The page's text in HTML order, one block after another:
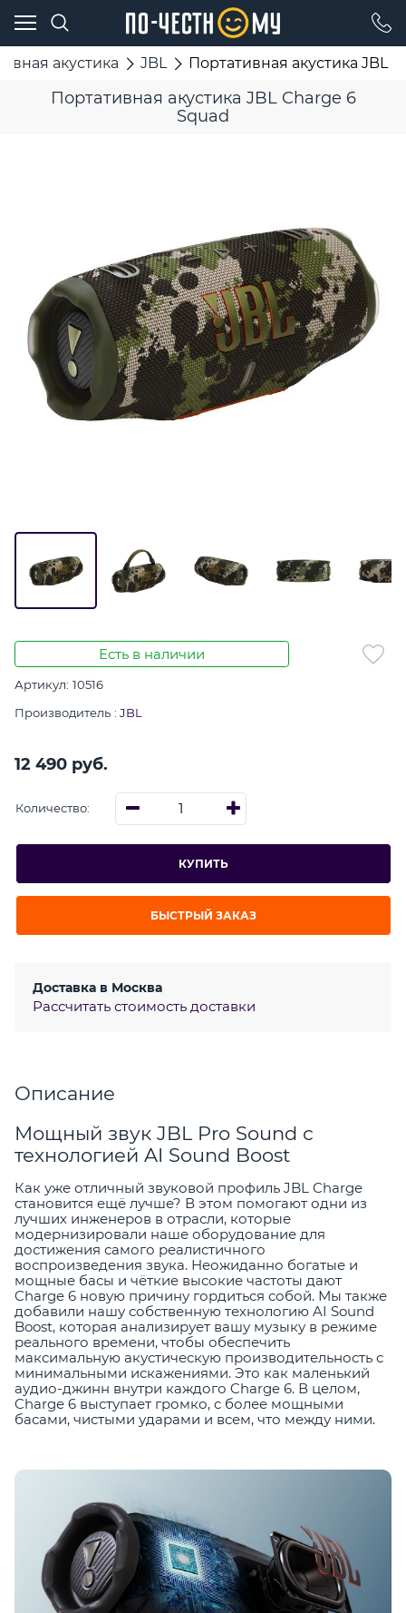
акустика JBL Портативная акустика JBL
Портативная акустика JBL Charge 6
Squad
Есть в наличии
Артикул: 10516
Производитель : JBL
12 490 руб.
Количество:
КУПИТЬ
БЫСТРЫЙ ЗАКАЗ
Доставка в Москва
Рассчитать стоимость доставки
Описание
Мощный звук JBL Pro Sound с
технологией AI Sound Boost
Как уже отличный звуковой профиль JBL Charge
становится ещё лучше? В этом помогают одни из
лучших инженеров в отрасли, которые
модернизировали наше оборудование для
достижения самого реалистичного
воспроизведения звука. Неожиданно богатые и
мощные басы и чёткие высокие частоты дают
Charge 6 новую причину гордиться собой. Мы также
добавили нашу собственную технологию AI Sound
Boost, которая анализирует вашу музыку в режиме
реального времени, чтобы обеспечить
максимальную акустическую производительность с
минимальными искажениями. Это как маленький
аудио-джинн внутри каждого Charge 6. В целом,
Charge 6 выступает громко, с более мощными
басами, чистыми ударами и всем, что между ними.